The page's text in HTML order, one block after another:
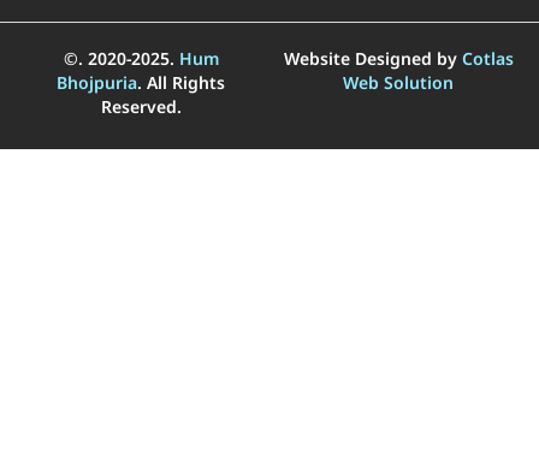
©. 2020-2025. Hum
Bhojpuria. All Rights
Reserved.
Website Designed by Cotlas
Web Solution